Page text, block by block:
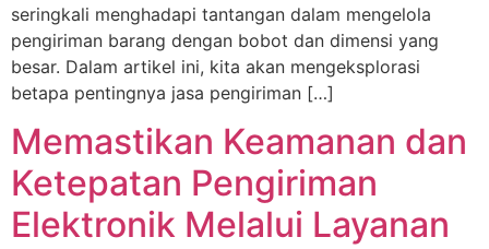
seringkali menghadapi tantangan dalam mengelola
pengiriman barang dengan bobot dan dimensi yang
besar. Dalam artikel ini, kita akan mengeksplorasi
betapa pentingnya jasa pengiriman […]
Memastikan Keamanan dan
Ketepatan Pengiriman
Elektronik Melalui Layanan